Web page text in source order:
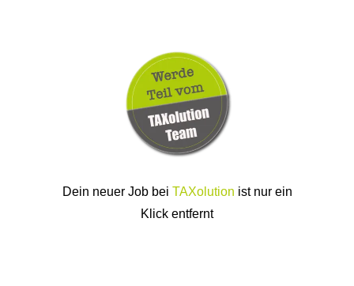
Dein neuer Job bei TAXolution ist nur ein
Klick entfernt